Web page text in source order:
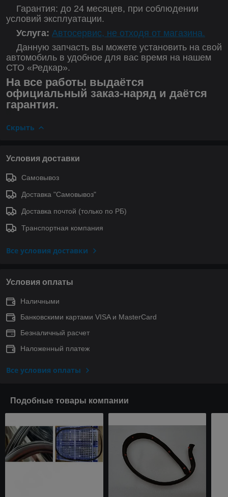
Гарантия: до 24 месяцев, при соблюдении
условий эксплуатации.
Услуга: Автосервис, не отходя от магазина.
Данную запчасть вы можете установить на свой
автомобиль в удобное для вас время на нашем
СТО «Редкар».
На все работы выдаётся
официальный заказ-наряд и даётся
гарантия.
Скрыть
Условия доставки
Самовывоз
Доставка "Самовывоз"
Доставка почтой (только по РБ)
Транспортная компания
Все условия доставки
Условия оплаты
Наличными
Банковскими картами VISA и MasterCard
Безналичный расчет
Наложенный платеж
Все условия оплаты
Подобные товары компании